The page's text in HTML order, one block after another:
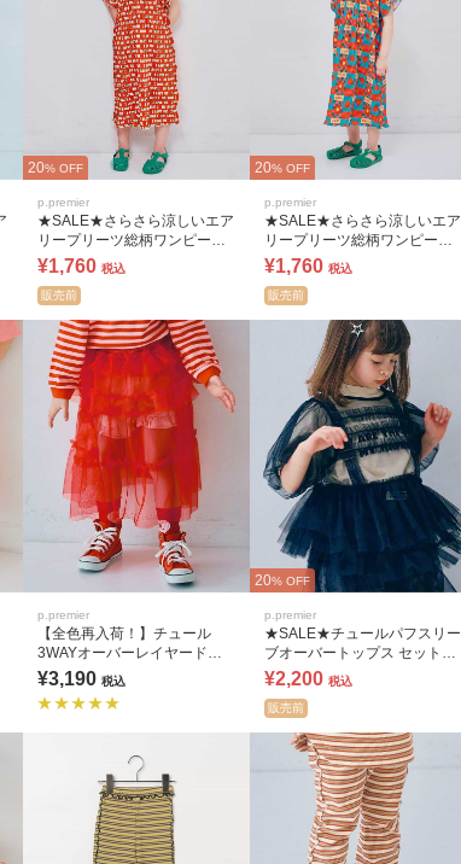
20% OFF
p.premier
★SALE★さらさら涼しいエア
リープリーツ総柄ワンピース
リンク
¥1,760 税込
販売前
20% OFF
p.premier
★SALE★さらさら涼しいエア
リープリーツ総柄ワンピース
リンク
¥1,760 税込
販売前
p.premier
【全色再入荷！】チュール
3WAYオーバーレイヤードス
カート セットアップ可
¥3,190 税込
20% OFF
p.premier
★SALE★チュールパフスリー
ブオーバートップス セットア
ップ可
¥2,200 税込
販売前